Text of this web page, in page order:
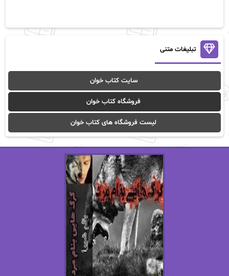
آن ماری سلینکو آنا تاد
آنالیا
آوا موسوی آیدا (Aixi)
آیدا باقری آیسان صادقی
ا_اصغر زاده ا_اصغرزاده
اریک مورگنشترن از نیلوفر لاری
استل مسکم
اصغر زاده
اکرم محمدی
الف صاد
الکساندر دوما
الناز پاکپور‌
تبلیغات متنی
سایت کتاب خوان
فروشگاه کتاب خوان
لیست فروشگاه های کتاب خوان